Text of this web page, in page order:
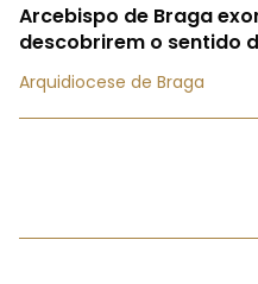
Arcebispo de Braga
descobrirem o sentido
Arquidiocese de Braga